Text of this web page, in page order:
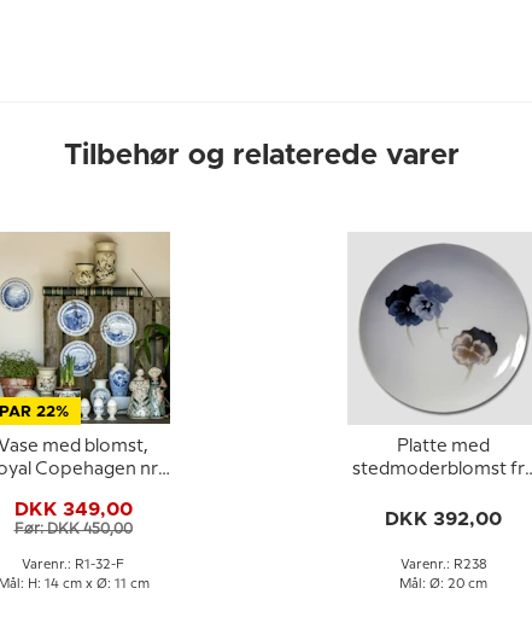
Tilbehør og relaterede varer
22%
Vase med blomst,
Copehagen nr.
DKK 349,00
Før: DKK 450,00
Varenr.: R1-32-F
Mål: H: 14 cm x Ø: 11 cm
Platte med
stedmoderblomst
238
DKK 392,00
Varenr.: R238
Mål: Ø: 20 cm